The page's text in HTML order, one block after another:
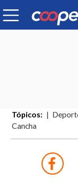
Tópicos:
Cancha